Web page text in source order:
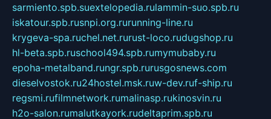
sarmiento.spb.suextelopedia.rulammin-suo.spb.ru
iskatour.spb.rusnpi.org.rurunning-line.ru
krygeva-spa.ruchel.net.rurust-loco.rudugshop.ru
hl-beta.spb.ruschool494.spb.rumymubaby.ru
epoha-metalband.rungr.spb.rurusgosnews.com
dieselvostok.ru24hostel.msk.ruw-dev.ruf-ship.ru
regsmi.rufilmnetwork.rumalinasp.rukinosvin.ru
h2o-salon.rumalutkayork.rudeltaprim.spb.ru